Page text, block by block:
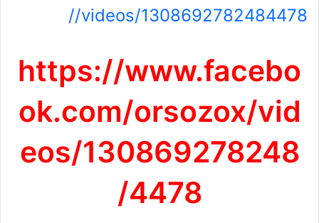
/videos/1308692782484478/
https://www.facebo
ok.com/orsozox/vid
eos/130869278248
4478/